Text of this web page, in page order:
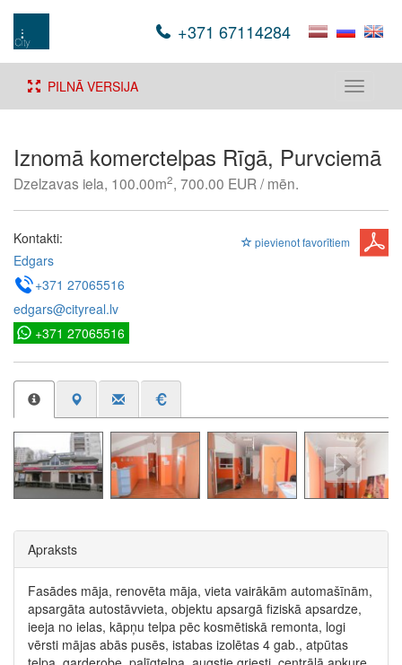
+371 67114284
Toggle
PILNĀ VERSIJA
Iznomā komerctelpas Rīgā, Purvciemā
Dzelzavas iela, 100.00m2, 700.00 EUR / mēn.
pievienot favorītiem
Kontakti:
Edgars
+371 27065516
edgars@cityreal.lv
+371 27065516
Apraksts
Fasādes māja, renovēta māja, vieta vairākām automašīnām,
apsargāta autostāvvieta, objektu apsargā fiziskā apsardze,
ieeja no ielas, kāpņu telpa pēc kosmētiskā remonta, logi
vērsti mājas abās pusēs, istabas izolētas 4 gab., atpūtas